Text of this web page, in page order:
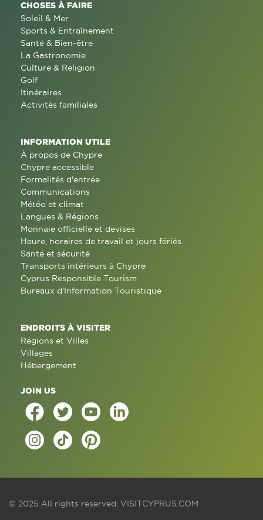
CHOSES À FAIRE
Soleil & Mer
Sports & Entraînement
Santé & Bien-être
La Gastronomie
Culture & Religion
Golf
Itinéraires
Activités familiales
INFORMATION UTILE
À propos de Chypre
Chypre accessible
Formalités d'entrée
Communications
Météo et climat
Langues & Régions
Monnaie officielle et devises
Heure, horaires de travail et jours fériés
Santé et sécurité
Transports intérieurs à Chypre
Cyprus Responsible Tourism
Bureaux d'Information Touristique
ENDROITS À VISITER
Régions et Villes
Villages
Hébergement
JOIN US
© 2025 All rights reserved. VISITCYPRUS.COM